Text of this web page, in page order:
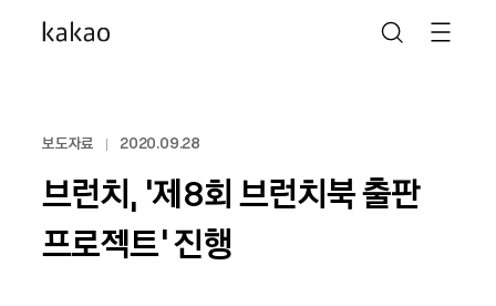
보도자료 2020.09.28
브런치, ‘제8회 브런치북 출판
프로젝트’ 진행